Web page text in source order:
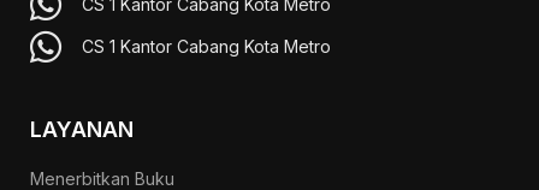
CS 1 Kantor Cabang Kota Metro
CS 1 Kantor Cabang Kota Metro
LAYANAN
Menerbitkan Buku